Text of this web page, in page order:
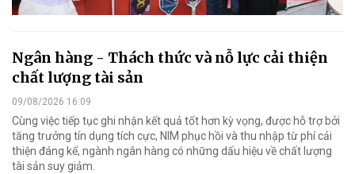
Ngân hàng - Thách thức và nỗ lực cải thiện
chất lượng tài sản
09/08/2026 16:09
Cùng việc tiếp tục ghi nhận kết quả tốt hơn kỳ vọng, được hỗ trợ bởi
tăng trưởng tín dụng tích cực, NIM phục hồi và thu nhập từ phí cải
thiện đáng kể, ngành ngân hàng có những dấu hiệu về chất lượng
tài sản suy giảm.